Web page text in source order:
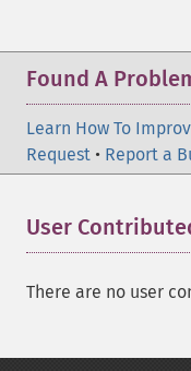
Found A
Learn How To
Request • Report a
User
There are no user